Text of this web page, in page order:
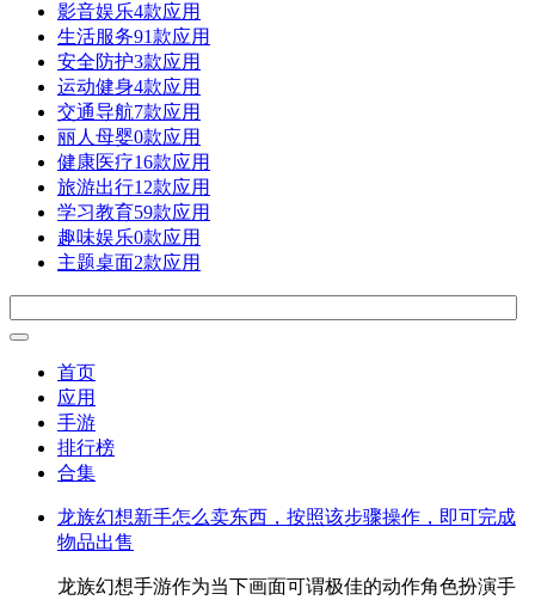
影音娱乐4款应用
生活服务91款应用
安全防护3款应用
运动健身4款应用
交通导航7款应用
丽人母婴0款应用
健康医疗16款应用
旅游出行12款应用
学习教育59款应用
趣味娱乐0款应用
主题桌面2款应用
首页
应用
手游
排行榜
合集
龙族幻想新手怎么卖东西，按照该步骤操作，即可完成
物品出售
龙族幻想手游作为当下画面可谓极佳的动作角色扮演手